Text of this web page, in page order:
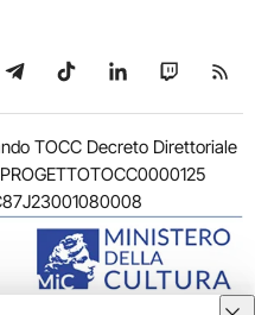
su WhatsApp
Seguici su Telegram
Seguici su TikTok
Seguici su
Seguici
TOCC Decreto Direttoriale